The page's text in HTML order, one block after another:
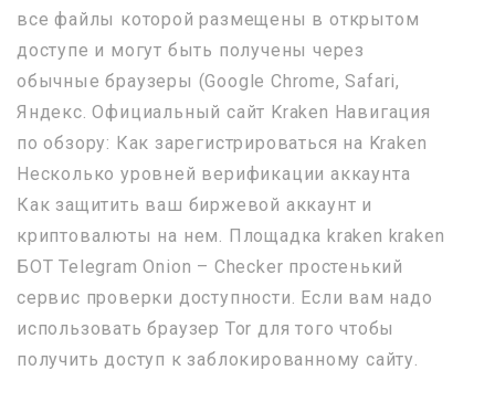
все файлы которой размещены в открытом
доступе и могут быть получены через
обычные браузеры (Google Chrome, Safari,
Яндекс. Официальный сайт Kraken Навигация
по обзору: Как зарегистрироваться на Kraken
Несколько уровней верификации аккаунта
Как защитить ваш биржевой аккаунт и
криптовалюты на нем. Площадка kraken kraken
БОТ Telegram Onion – Checker простенький
сервис проверки доступности. Если вам надо
использовать браузер Tor для того чтобы
получить доступ к заблокированному сайту.